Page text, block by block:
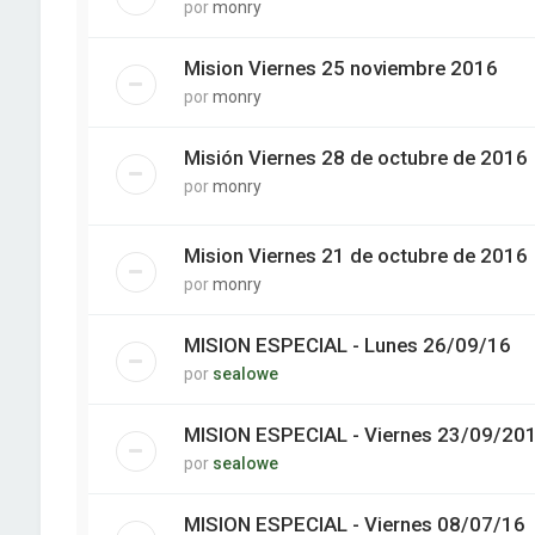
pormonry
Mision Viernes 25 noviembre 2016
pormonry
Misión Viernes 28 de octubre de 2016
pormonry
Mision Viernes 21 de octubre de 2016
pormonry
MISION ESPECIAL - Lunes 26/09/16
por sealowe
MISION ESPECIAL - Viernes 23/09/
por sealowe
MISION ESPECIAL - Viernes 08/07/16